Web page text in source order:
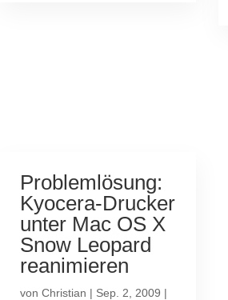
Problemlösung:
Kyocera-Drucker
unter Mac OS X
Snow Leopard
reanimieren
von Christian | Sep. 2, 2009 |